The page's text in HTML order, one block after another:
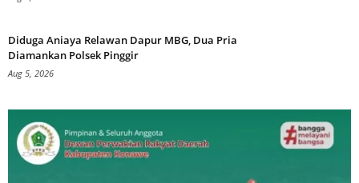
Diduga Aniaya Relawan Dapur MBG, Dua Pria
Diamankan Polsek Pinggir
Aug 5, 2026